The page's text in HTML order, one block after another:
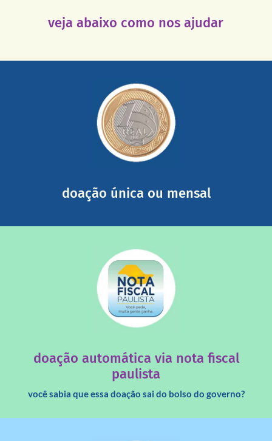
veja abaixo como nos ajudar
doação única ou mensal
mail mostrando tudo o que fizemos com a sua ajuda
somada a de outras pessoas.
saiba mais
doação automática via nota fiscal
paulista
você sabia que essa doação sai do bolso do governo?
saiba mais